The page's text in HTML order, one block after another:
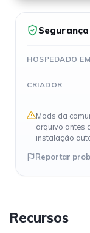
HOSPEDADO EM
CRIADOR
Mods da
arquivo antes
instalação
Reportar
Recursos